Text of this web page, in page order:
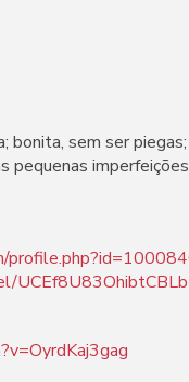
bonita, sem ser
pequenas